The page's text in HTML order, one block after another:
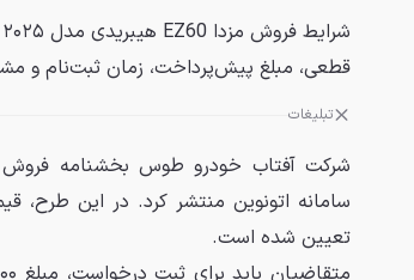
قطعی، مبلغ پیش‌پرداخت، زمان ثبت‌نام و
تبلیغات
شرکت آفتاب خودرو طوس بخشنامه فروش
تعیین شده است.